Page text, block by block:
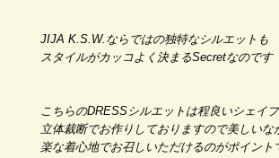
JIJA K.S.W.ならではの独特なシルエットも
スタイルがカッコよく決まるSecretなのです
こちらのDRESSシルエットは程良いシェイ
立体裁断でお作りしておりますので美しいな
楽な着心地でお召しいただけるのがポイント